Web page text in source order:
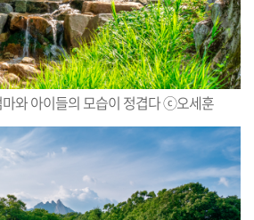
와 아이들의 모습이 정겹다 ⓒ오세훈